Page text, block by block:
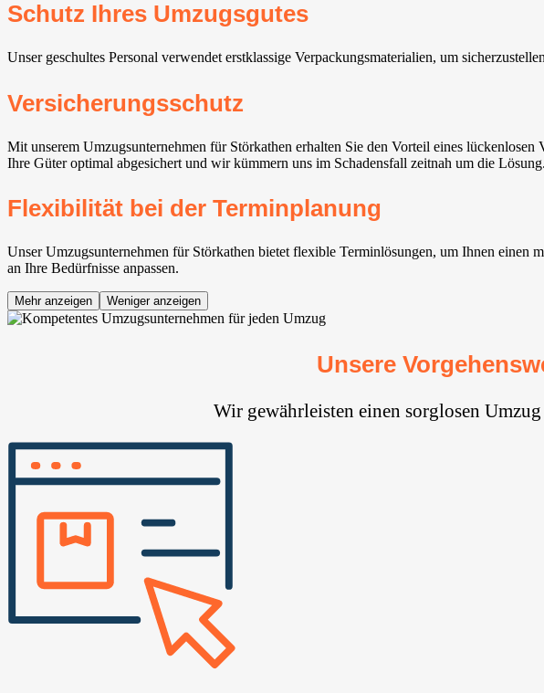
Schutz Ihres Umzugsgutes
Unser geschultes Personal verwendet erstklassige Verpackungsmaterialien, um
Versicherungsschutz
Mit unserem Umzugsunternehmen für Störkathen erhalten Sie den Vorteil eines lückenlosen
Ihre Güter optimal abgesichert und wir kümmern uns im Schadensfall zeitnah um die Lösung.
Flexibilität bei der Terminplanung
Unser Umzugsunternehmen für Störkathen bietet flexible Terminlösungen, um Ihnen einen
an Ihre Bedürfnisse anpassen.
Mehr anzeigen Weniger anzeigen
Unsere
Wir gewährleisten einen sorglosen